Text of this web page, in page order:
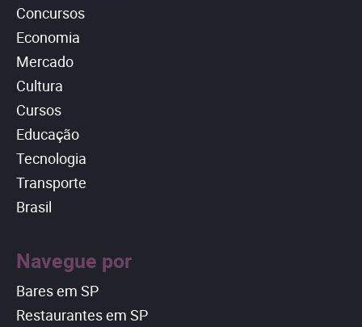
Concursos
Economia
Mercado
Cultura
Cursos
Educação
Tecnologia
Transporte
Brasil
Navegue por
Bares em SP
Restaurantes em SP